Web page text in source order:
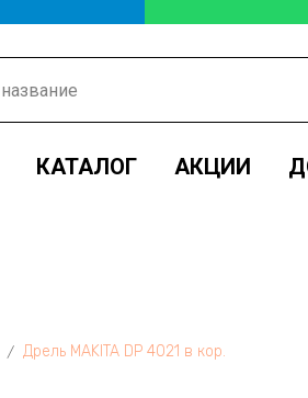
КАТАЛОГ АКЦИИ
Дрель MAKITA DP 4021 в кор.